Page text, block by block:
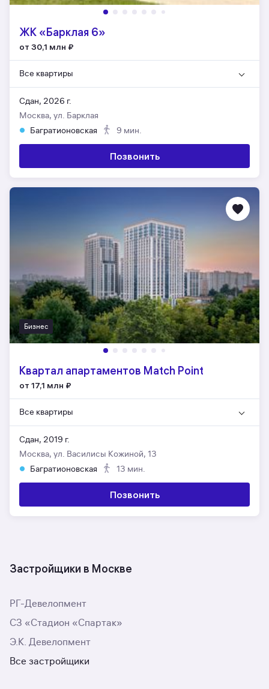
ЖК «Барклая 6»
от 30,1 млн ₽
Все квартиры
Сдан, 2026 г.
Москва, ул. Барклая
Багратионовская
9 мин.
Позвонить
Бизнес
Квартал апартаментов Match Point
от 17,1 млн ₽
Все квартиры
Сдан, 2019 г.
Москва, ул. Василисы Кожиной, 13
Багратионовская
13 мин.
Позвонить
Застройщики в Москве
РГ-Девелопмент
СЗ «Стадион «Спартак»
Э.К. Девелопмент
Все застройщики